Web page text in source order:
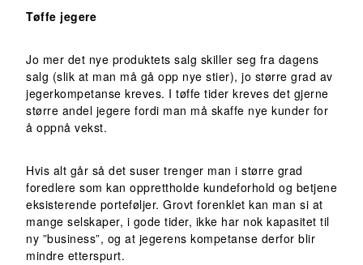
Tøffe jegere
Jo mer det nye produktets salg skiller seg fra dagens
salg (slik at man må gå opp nye stier), jo større grad av
jegerkompetanse kreves. I tøffe tider kreves det gjerne
større andel jegere fordi man må skaffe nye kunder for
å oppnå vekst.
Hvis alt går så det suser trenger man i større grad
foredlere som kan opprettholde kundeforhold og betjene
eksisterende porteføljer. Grovt forenklet kan man si at
mange selskaper, i gode tider, ikke har nok kapasitet til
ny ”business”, og at jegerens kompetanse derfor blir
mindre etterspurt.